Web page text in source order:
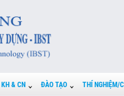
KH & CN ĐÀO TẠO THÍ NGHIỆM/